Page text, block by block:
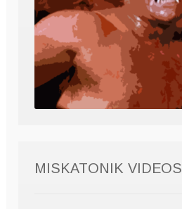
MISKATONIK VIDEOS